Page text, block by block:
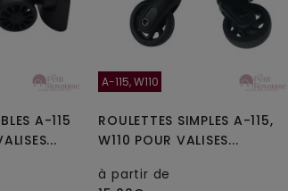
A-115
A-115, W110
ROULETTES SIMPLES A-115,
W110 POUR VALISES...
à partir de